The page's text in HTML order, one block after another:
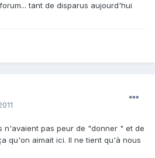
tant de disparus aujourd'hui
n'avaient pas peur de "donner " et de
qu'on aimait ici. Il ne tient qu'à nous